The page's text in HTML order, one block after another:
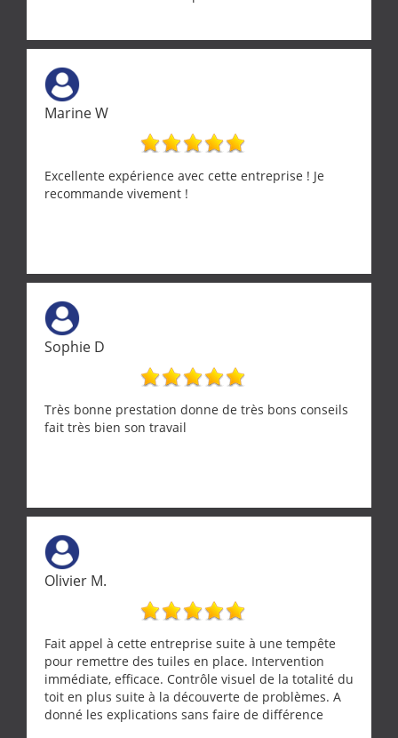
Marine W
Excellente expérience avec cette entreprise ! Je
recommande vivement !
Sophie D
Très bonne prestation donne de très bons conseils
fait très bien son travail
Olivier M.
Fait appel à cette entreprise suite à une tempête
pour remettre des tuiles en place. Intervention
immédiate, efficace. Contrôle visuel de la totalité du
toit en plus suite à la découverte de problèmes. A
donné les explications sans faire de différence